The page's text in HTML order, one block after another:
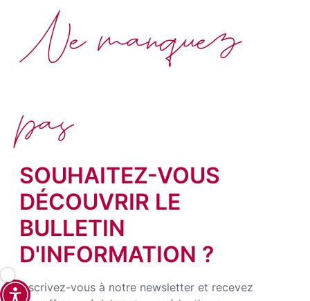
SOUHAITEZ-VOUS
DÉCOUVRIR LE
BULLETIN
D'INFORMATION ?
Inscrivez-vous à notre newsletter et recevez
Ne manquez
pas